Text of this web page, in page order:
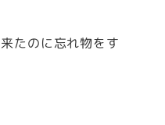
たのに忘れ物をす